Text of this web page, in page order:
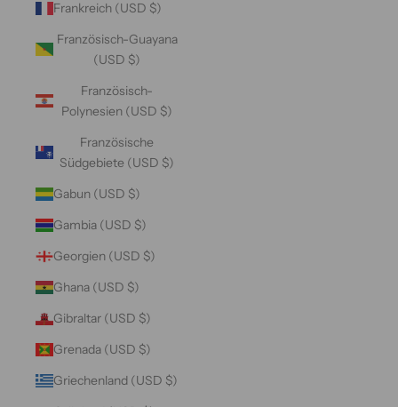
Frankreich (USD $)
Französisch-Guayana
(USD $)
Französisch-
Polynesien (USD $)
Französische
Südgebiete (USD $)
Gabun (USD $)
Gambia (USD $)
Georgien (USD $)
Ghana (USD $)
Gibraltar (USD $)
Grenada (USD $)
Griechenland (USD $)